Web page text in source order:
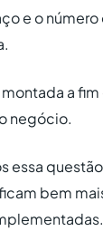
e o
a
negócio.
essa
bem